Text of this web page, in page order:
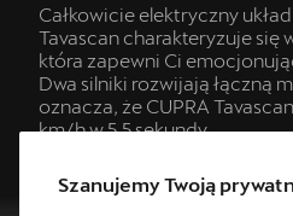
Całkowicie elektryczny
Tavascan charakteryzuje się
która zapewni Ci
Dwa silniki rozwijają łączną
oznacza, że CUPRA
km/h w 5,5 sekundy.
Szanujemy Twoją